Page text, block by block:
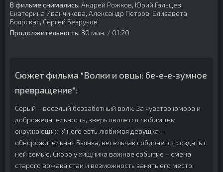
В фильме снимались: Андрей Рожков, Юрий Гальцев,
Екатерина Иванчикова, Александр Петров, Елизавета
Боярская, Сергей Безруков
Продолжительность: 80 мин. / 01:20
Сюжет фильма "Волки и овцы: бе-е-е-зумное
превращение":
Серый – веселый беззаботный волк. За чувство юмора и
доброжелательность, зверь является любимцем
окружающих. У него есть любимая девушка –
обворожительная Бьянка, весельчак собирается создать с
ней семью. Скоро у хищника важное событие – смена
старого вожака стаи и возможность занять его место.